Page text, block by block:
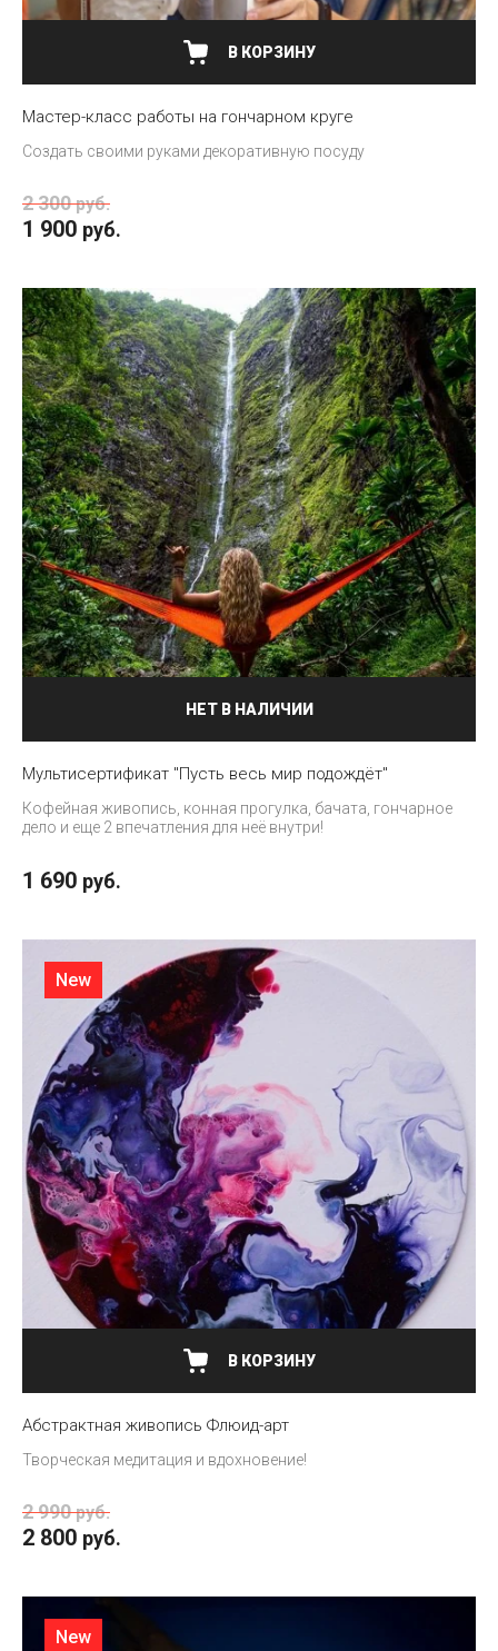
В КОРЗИНУ
Мастер-класс работы на гончарном круге
Создать своими руками декоративную посуду
2 300 руб.
1 900 руб.
НЕТ В НАЛИЧИИ
Мультисертификат "Пусть весь мир подождёт"
Кофейная живопись, конная прогулка, бачата, гончарное
дело и еще 2 впечатления для неё внутри!
1 690 руб.
В КОРЗИНУ
New
Абстрактная живопись Флюид-арт
Творческая медитация и вдохновение!
2 990 руб.
2 800 руб.
New